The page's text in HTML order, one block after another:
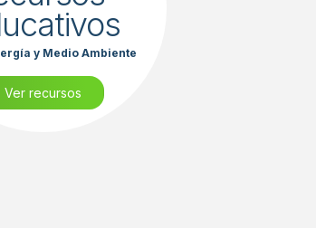
y Medio Ambiente
Ver recursos